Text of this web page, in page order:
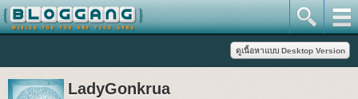
LadyGonkrua